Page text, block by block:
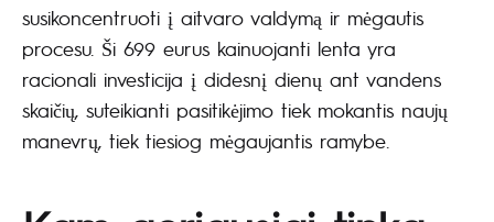
susikoncentruoti į aitvaro valdymą ir mėgautis
procesu. Ši 699 eurus kainuojanti lenta yra
racionali investicija į didesnį dienų ant vandens
skaičių, suteikianti pasitikėjimo tiek mokantis naujų
manevrų, tiek tiesiog mėgaujantis ramybe.